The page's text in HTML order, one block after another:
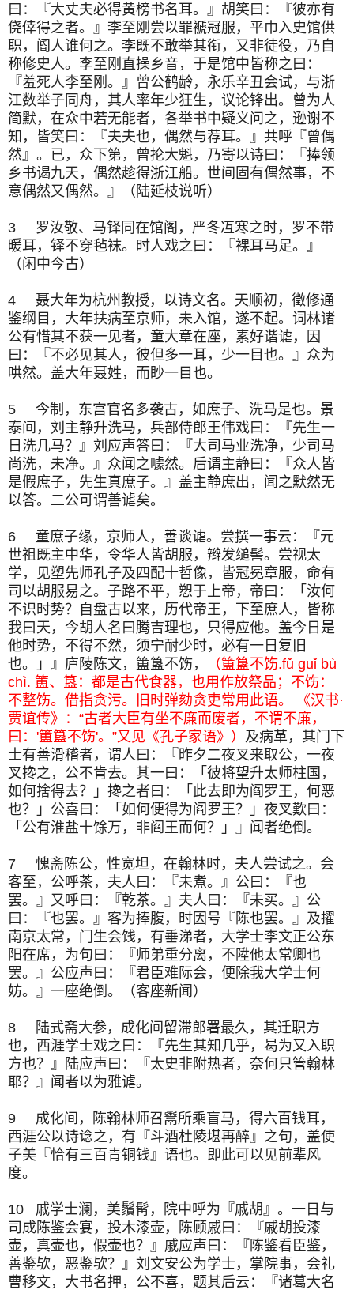
曰：『大丈夫必得黄榜书名耳。』胡笑曰：『彼亦有
侥倖得之者。』李至刚尝以罪褫冠服，平巾入史馆供
职，阍人谁何之。李既不敢举其衔，又非徒役，乃自
称修史人。李至刚直操乡音，于是馆中皆称之曰：
『羞死人李至刚。』曾公鹤龄，永乐辛丑会试，与浙
江数举子同舟，其人率年少狂生，议论锋出。曾为人
简默，在众中若无能者，各举书中疑义问之，逊谢不
知，皆笑曰：『夫夫也，偶然与荐耳。』共呼『曾偶
然』。已，众下第，曾抡大魁，乃寄以诗曰：『捧领
乡书谒九天，偶然趁得浙江船。世间固有偶然事，不
意偶然又偶然。』（陆延枝说听）
3 罗汝敬、马铎同在馆阁，严冬冱寒之时，罗不带
暖耳，铎不穿毡袜。时人戏之曰：『裸耳马足。』
（闲中今古）
4 聂大年为杭州教授，以诗文名。天顺初，徵修通
鉴纲目，大年扶病至京师，未入馆，遂不起。词林诸
公有惜其不获一见者，童大章在座，素好谐谑，因
曰：『不必见其人，彼但多一耳，少一目也。』众为
哄然。盖大年聂姓，而眇一目也。
5 今制，东宫官名多袭古，如庶子、洗马是也。景
泰间，刘主静升洗马，兵部侍郎王伟戏曰：『先生一
日洗几马？』刘应声答曰：『大司马业洗净，少司马
尚洗，未净。』众闻之噱然。后谓主静曰：『众人皆
是假庶子，先生真庶子。』盖主静庶出，闻之默然无
以答。二公可谓善谑矣。
6 童庶子缘，京师人，善谈谑。尝撰一事云：『元
世祖既主中华，令华人皆胡服，辫发缒髻。尝视太
学，见塑先师孔子及四配十哲像，皆冠冕章服，命有
司以胡服易之。子路不平，愬于上帝，帝曰：「汝何
不识时势？自盘古以来，历代帝王，下至庶人，皆称
我曰天，今胡人名曰腾吉理也，只得应他。盖今日是
他时势，不得不然，须宁耐少时，必有一日复旧
也。」』庐陵陈文，簠簋不饬，
（簠簋不饬.fǔ guǐ bù
chì. 簠、簋：都是古代食器，也用作放祭品；不饬：
不整饬。借指贪污。旧时弹劾贪吏常用此语。 《汉书·
贾谊传》：“古者大臣有坐不廉而废者，不谓不廉，
曰：'簠簋不饬'。”又见《孔子家语》） 及病革，其门下
士有善滑稽者，谓人曰：『昨夕二夜叉来取公，一夜
叉搀之，公不肯去。其一曰：「彼将望升太师柱国，
如何捨得去？」搀之者曰：「此去即为阎罗王，何恶
也？」公喜曰：「如何便得为阎罗王？」夜叉歎曰：
「公有淮盐十馀万，非阎王而何？」』闻者绝倒。
7 愧斋陈公，性宽坦，在翰林时，夫人尝试之。会
客至，公呼茶，夫人曰：『未煮。』公曰：『也
罢。』又呼曰：『乾茶。』夫人曰：『未买。』公
曰：『也罢。』客为捧腹，时因号『陈也罢。』及擢
南京太常，门生会饯，有垂涕者，大学士李文正公东
阳在席，为句曰：『师弟重分离，不陞他太常卿也
罢。』公应声曰：『君臣难际会，便除我大学士何
妨。』一座绝倒。（客座新闻）
8 陆式斋大参，成化间留滞郎署最久，其迁职方
也，西涯学士戏之曰：『先生其知几乎，曷为又入职
方也？』陆应声曰：『太史非附热者，奈何只管翰林
耶？』闻者以为雅谑。
9 成化间，陈翰林师召鬻所乘盲马，得六百钱耳，
西涯公以诗谂之，有『斗酒杜陵堪再醉』之句，盖使
子美『恰有三百青铜钱』语也。即此可以见前辈风
度。
10 戚学士澜，美鬚髯，院中呼为『戚胡』。一日与
司成陈鉴会宴，投木漆壶，陈顾戚曰：『戚胡投漆
壶，真壶也，假壶也？』戚应声曰：『陈鉴看臣鉴，
善鉴欤，恶鉴欤？』刘文安公为学士，掌院事，会礼
曹移文，大书名押，公不喜，题其后云：『诸葛大名